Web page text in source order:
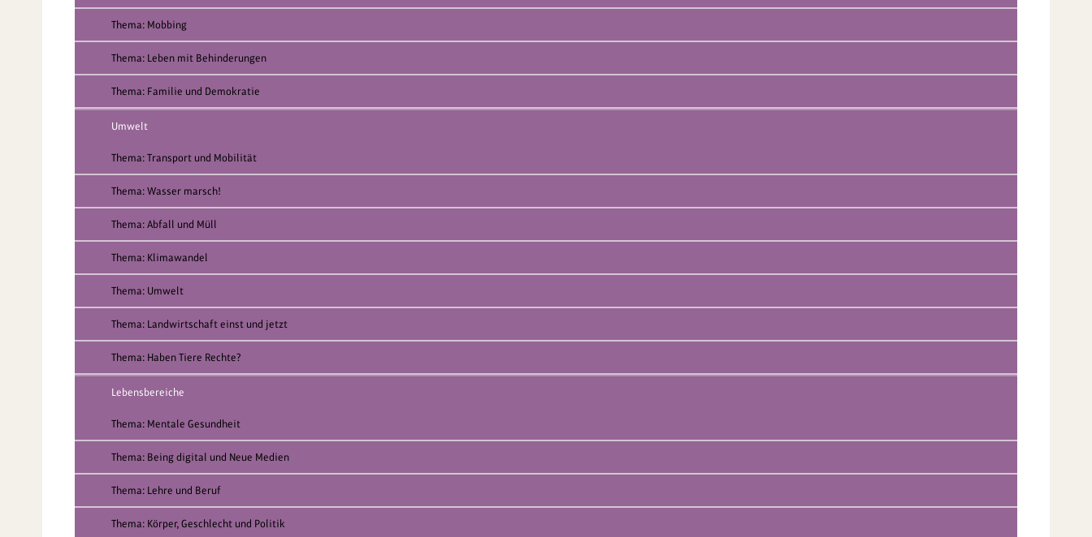
Thema: Mobbing
Thema: Leben mit Behinderungen
Thema: Familie und Demokratie
Umwelt
Thema: Transport und Mobilität
Thema: Wasser marsch!
Thema: Abfall und Müll
Thema: Klimawandel
Thema: Umwelt
Thema: Landwirtschaft einst und jetzt
Thema: Haben Tiere Rechte?
Lebensbereiche
Thema: Mentale Gesundheit
Thema: Being digital und Neue Medien
Thema: Lehre und Beruf
Thema: Körper, Geschlecht und Politik